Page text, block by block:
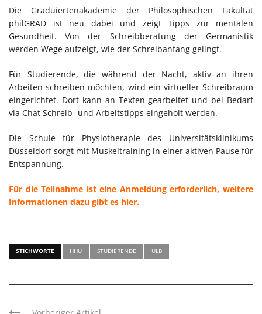
Die Graduiertenakademie der Philosophischen Fakultät
philGRAD ist neu dabei und zeigt Tipps zur mentalen
Gesundheit. Von der Schreibberatung der Germanistik
werden Wege aufzeigt, wie der Schreibanfang gelingt.
Für Studierende, die während der Nacht, aktiv an ihren
Arbeiten schreiben möchten, wird ein virtueller Schreibraum
eingerichtet. Dort kann an Texten gearbeitet und bei Bedarf
via Chat Schreib- und Arbeitstipps eingeholt werden.
Die Schule für Physiotherapie des Universitätsklinikums
Düsseldorf sorgt mit Muskeltraining in einer aktiven Pause für
Entspannung.
Für die Teilnahme ist eine Anmeldung erforderlich, weitere
Informationen dazu gibt es hier.
STICHWORTE HHU STUDIERENDE ULB